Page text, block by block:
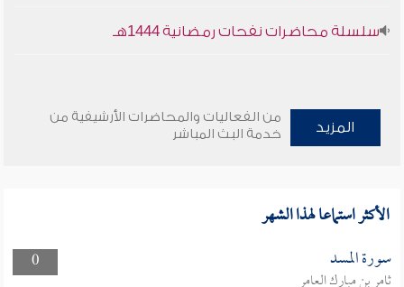
سلسلة محاضرات نفحات رمضانية 1444هـ
المزيد
من الفعاليات والمحاضرات الأرشيفية من
خدمة البث المباشر
الأكثر استماعا لهذا الشهر
0 سورة المسد